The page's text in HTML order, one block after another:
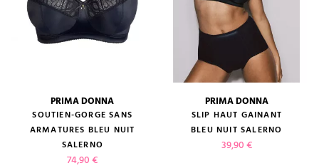
PRIMA DONNA
SOUTIEN-GORGE SANS
ARMATURES BLEU NUIT
SALERNO
Prix
74,90 €
PRIMA DONNA
SLIP HAUT GAINANT
BLEU NUIT SALERNO
Prix
39,90 €